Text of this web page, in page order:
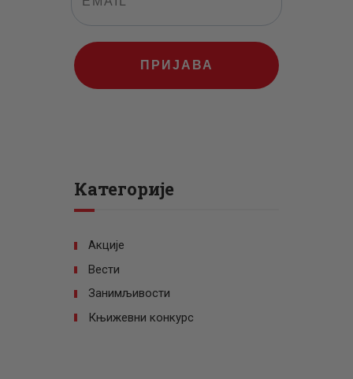
ПРИЈАВА
Категорије
Акције
Вести
Занимљивости
Књижевни конкурс